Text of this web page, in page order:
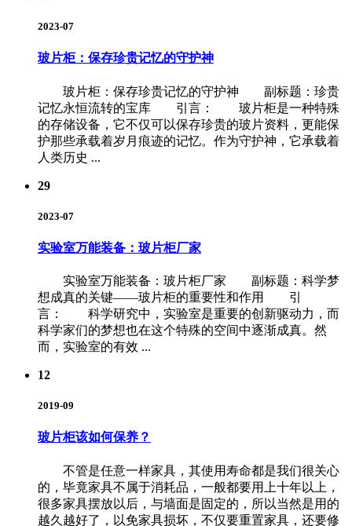
2023-07
玻片柜：保存珍贵记忆的守护神
玻片柜：保存珍贵记忆的守护神 副标题：珍贵
记忆永恒流转的宝库 引言： 玻片柜是一种特殊
的存储设备，它不仅可以保存珍贵的玻片资料，更能保
护那些承载着岁月痕迹的记忆。作为守护神，它承载着
人类历史 ...
29
2023-07
实验室万能装备：玻片柜厂家
实验室万能装备：玻片柜厂家 副标题：科学梦
想成真的关键——玻片柜的重要性和作用 引
言： 科学研究中，实验室是重要的创新驱动力，而
科学家们的梦想也在这个特殊的空间中逐渐成真。然
而，实验室的有效 ...
12
2019-09
玻片柜该如何保养？
不管是任意一样家具，其使用寿命都是我们很关心
的，毕竟家具不属于消耗品，一般都要用上十年以上，
很多家具摆放以后，与墙面是固定的，所以当然是用的
越久越好了，以免家具损坏，不仅要重置家具，还要修